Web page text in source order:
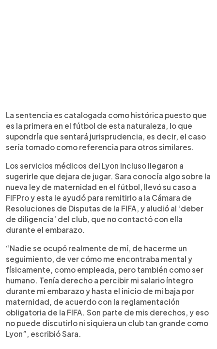
La sentencia es catalogada como histórica puesto que
es la primera en el fútbol de esta naturaleza, lo que
supondría que sentará jurisprudencia, es decir, el caso
sería tomado como referencia para otros similares.
Los servicios médicos del Lyon incluso llegaron a
sugerirle que dejara de jugar. Sara conocía algo sobre la
nueva ley de maternidad en el fútbol, llevó su caso a
FIFPro y esta le ayudó para remitirlo a la Cámara de
Resoluciones de Disputas de la FIFA, y aludió al ‘deber
de diligencia’ del club, que no contactó con ella
durante el embarazo.
“Nadie se ocupó realmente de mí, de hacerme un
seguimiento, de ver cómo me encontraba mental y
físicamente, como empleada, pero también como ser
humano. Tenía derecho a percibir mi salario íntegro
durante mi embarazo y hasta el inicio de mi baja por
maternidad, de acuerdo con la reglamentación
obligatoria de la FIFA. Son parte de mis derechos, y eso
no puede discutirlo ni siquiera un club tan grande como
Lyon”, escribió Sara.